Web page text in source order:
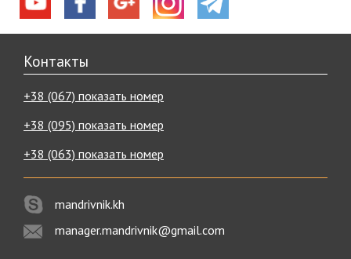
Контакты
+38 (067) показать номер
+38 (095) показать номер
+38 (063) показать номер
mandrivnik.kh
manager.mandrivnik@gmail.com